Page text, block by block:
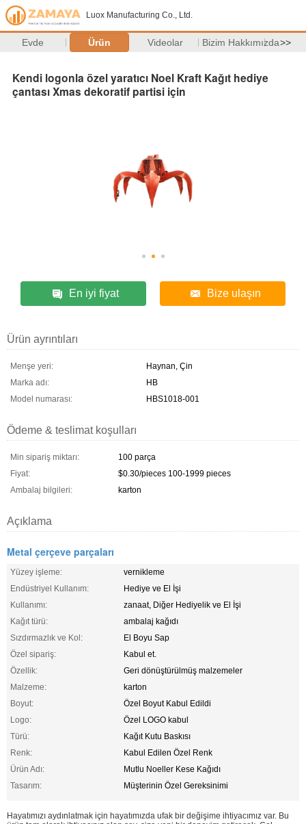
Luox Manufacturing Co., Ltd.
Evde Ürün Videolar Bizim Hakkımızda>>
Kendi logonla özel yaratıcı Noel Kraft Kağıt hediye
çantası Xmas dekoratif partisi için
En iyi fiyat Bize ulaşın
Ürün ayrıntıları
Menşe yeri:
Haynan, Çin
Marka adı:
HB
Model numarası:
HBS1018-001
Ödeme & teslimat koşulları
Min sipariş miktarı:
100 parça
Fiyat:
$0.30/pieces 100-1999 pieces
Ambalaj bilgileri:
karton
Açıklama
Metal çerçeve parçaları
Yüzey işleme:
vernikleme
Endüstriyel Kullanım:
Hediye ve El İşi
Kullanımı:
zanaat, Diğer Hediyelik ve El İşi
Kağıt türü:
ambalaj kağıdı
Sızdırmazlık ve Kol:
El Boyu Sap
Özel sipariş:
Kabul et.
Özellik:
Geri dönüştürülmüş malzemeler
Malzeme:
karton
Boyut:
Özel Boyut Kabul Edildi
Logo:
Özel LOGO kabul
Türü:
Kağıt Kutu Baskısı
Renk:
Kabul Edilen Özel Renk
Ürün Adı:
Mutlu Noeller Kese Kağıdı
Tasarım:
Müşterinin Özel Gereksinimi
Hayatımızı aydınlatmak için hayatımızda ufak bir değişime ihtiyacımız var. Bu